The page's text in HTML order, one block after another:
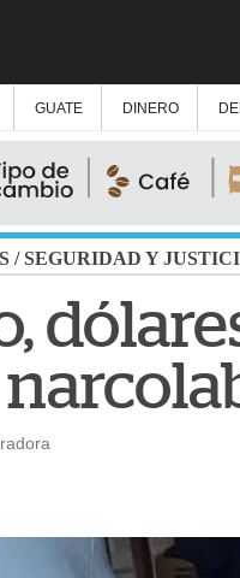
GUATE DINERO
/SEGURIDAD Y